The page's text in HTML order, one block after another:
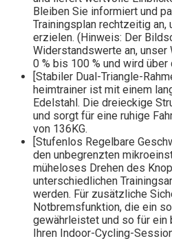
Bleiben Sie informiert und
Trainingsplan rechtzeitig
erzielen. (Hinweis: Der
Widerstandswerte an,
0 % bis 100 % und wird
[Stabiler Dual-Triangle-
heimtrainer ist mit einem
Edelstahl. Die dreieckige
und sorgt für eine ruhige
von 136KG.
[Stufenlos Regelbare
den unbegrenzten
müheloses Drehen des
unterschiedlichen
werden. Für zusätzliche
Notbremsfunktion, die ein
gewährleistet und so für ein
Ihren Indoor-Cycling-